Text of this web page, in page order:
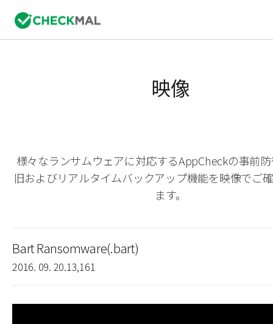
映像
様々なランサムウェアに対応するAppCheckの事前
旧およびリアルタイムバックアップ機能を映像でご
ます。
Bart Ransomware(.bart)
2016. 09. 20.13,161